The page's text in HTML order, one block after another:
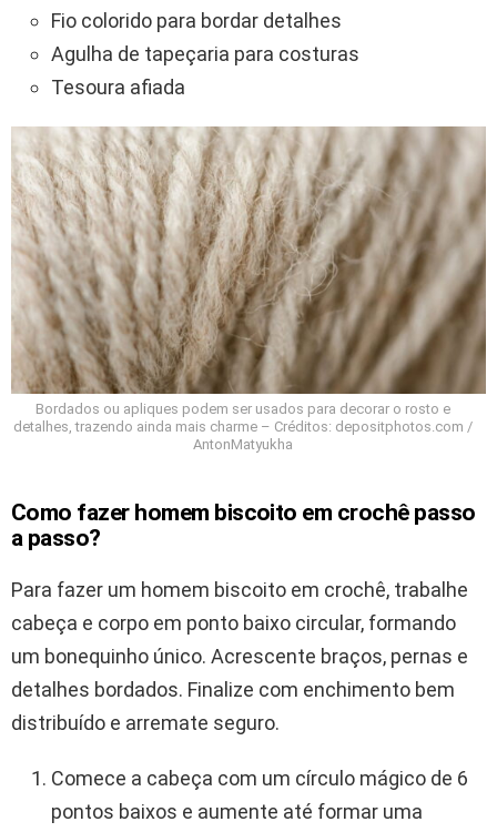
Fio colorido para bordar detalhes
Agulha de tapeçaria para costuras
Tesoura afiada
Bordados ou apliques podem ser usados para decorar o rosto e
detalhes, trazendo ainda mais charme – Créditos: depositphotos.com /
AntonMatyukha
Como fazer homem biscoito em crochê passo
a passo?
Para fazer um homem biscoito em crochê, trabalhe
cabeça e corpo em ponto baixo circular, formando
um bonequinho único. Acrescente braços, pernas e
detalhes bordados. Finalize com enchimento bem
distribuído e arremate seguro.
Comece a cabeça com um círculo mágico de 6
pontos baixos e aumente até formar uma